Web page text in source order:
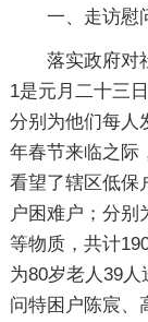
一、走访慰
落实政府对社
1是元月二十三
分别为他们每人
年春节来临之际
看望了辖区低保
户困难户；分别
等物质，共计
为80岁老人39
问特困户陈宸、